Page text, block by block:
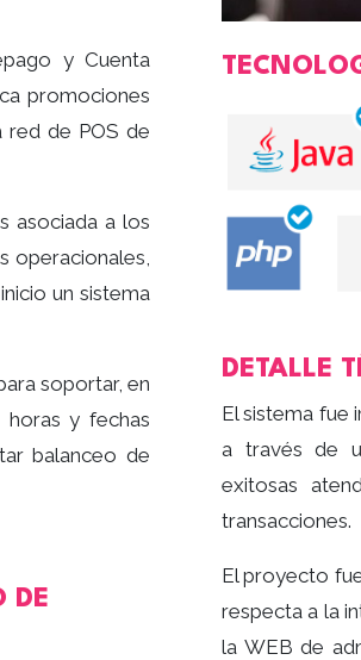
y Cuenta
promociones
red de POS de
asociada a los
operacionales,
un sistema
soportar, en
horas y fechas
balanceo de
DE
DETALLE
El sistema fue
a través de
exitosas
transacciones.
El proyecto
respecta a la
la WEB de